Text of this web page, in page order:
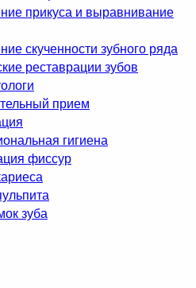
прикуса и выравнивание
скученности зубного ряда
реставрации зубов
прием
гигиена
фиссур
зуба